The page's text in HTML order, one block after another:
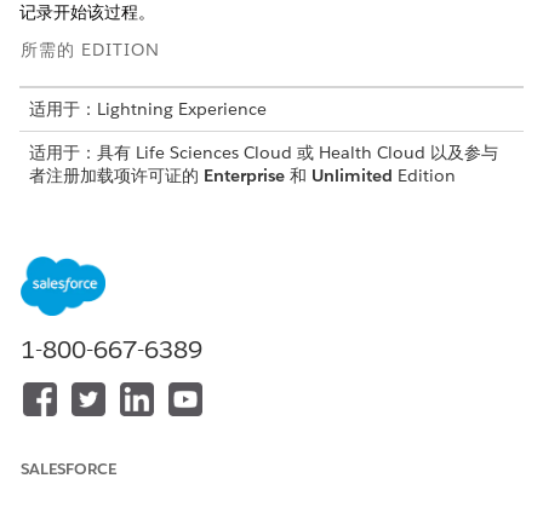
记录开始该过程。
所需的 EDITION
适用于：Lightning Experience
适用于：具有 Life Sciences Cloud 或 Health Cloud 以及参与
者注册加载项许可证的 Enterprise 和 Unlimited Edition
要管理数据、跟踪和监控候选
人注册进度：
选人评估流程。快速操作如下：
研究候选列表页面：评估候选人
客户列表页面：评估候选人
1-800-667-6389
SALESFORCE